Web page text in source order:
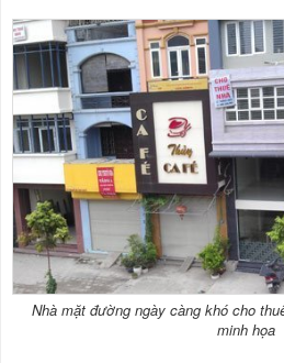
Nhà mặt đường ngày càng khó cho
minh họa